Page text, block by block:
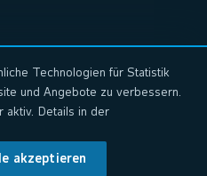
↗
Technologien für Statistik
und Angebote zu verbessern.
aktiv. Details in der
akzeptieren